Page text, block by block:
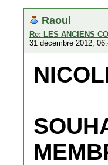
Raoul
Re: LES ANCIENS
31 décembre 2012,